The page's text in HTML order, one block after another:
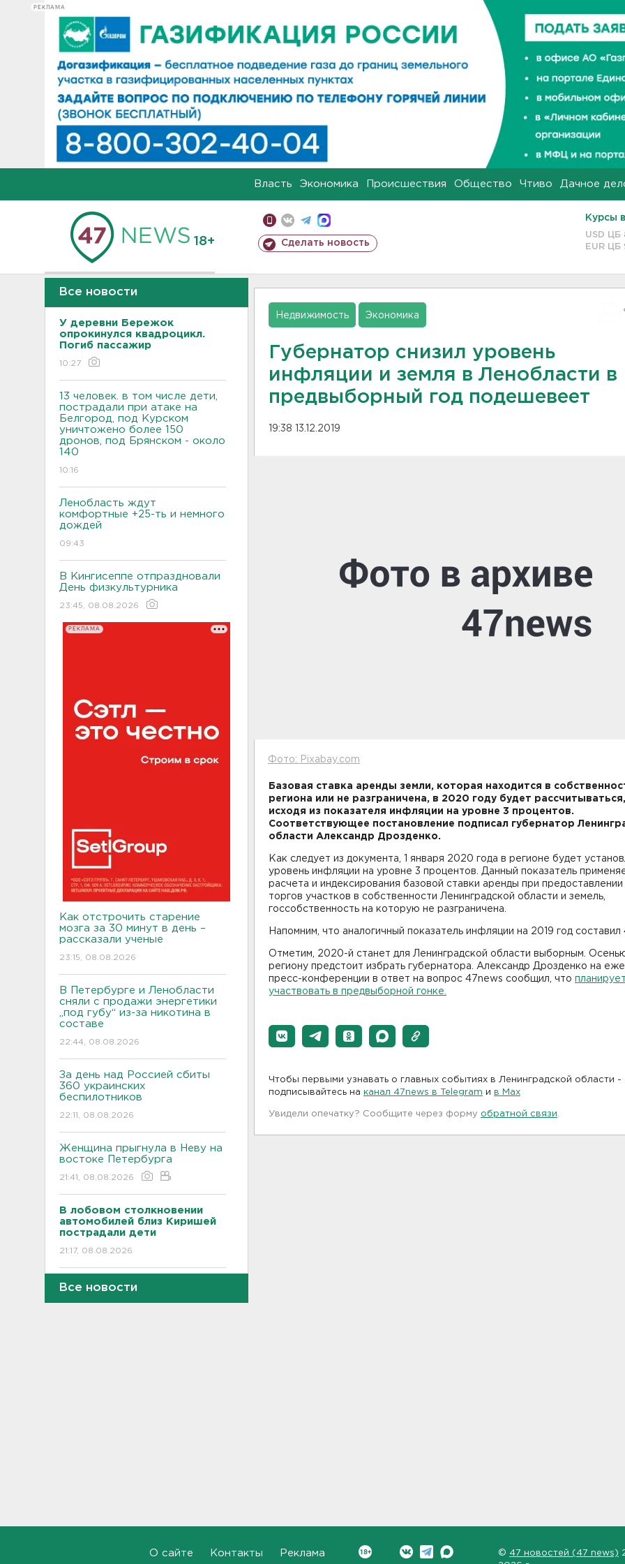
РЕКЛАМА
Власть Экономика Происшествия Общество Чтиво Дачное
18+ Сделать новость
Курсы
USD ЦБ
EUR ЦБ
Все новости
У деревни Бережок
опрокинулся квадроцикл.
Погиб пассажир
10:27
13 человек. в том числе дети,
пострадали при атаке на
Белгород, под Курском
уничтожено более 150
дронов, под Брянском - около
140
10:16
Ленобласть ждут
комфортные +25-ть и немного
дождей
09:43
В Кингисеппе отпраздновали
День физкультурника
23:45, 08.08.2026
РЕКЛАМА
Как отстрочить старение
мозга за 30 минут в день –
рассказали ученые
23:15, 08.08.2026
В Петербурге и Ленобласти
сняли с продажи энергетики
„под губу“ из-за никотина в
составе
22:44, 08.08.2026
За день над Россией сбиты
360 украинских
беспилотников
22:11, 08.08.2026
Женщина прыгнула в Неву на
востоке Петербурга
21:41, 08.08.2026
В лобовом столкновении
автомобилей близ Киришей
пострадали дети
21:17, 08.08.2026
Петербургские мосты
Ленинградской Победы 9
Борьба с огнем на
терриконе в Сланцах
Все новости
Недвижимость Экономика
Губернатор снизил уровень
инфляции и земля в Ленобласти в
предвыборный год подешевеет
19:38 13.12.2019
Фото: Pixabay.com
Базовая ставка аренды земли, которая находится в
региона или не разграничена, в 2020 году будет рассчитываться,
исходя из показателя инфляции на уровне 3 процентов.
Соответствующее постановление подписал губернатор
области Александр Дрозденко.
Как следует из документа, 1 января 2020 года в регионе будет
уровень инфляции на уровне 3 процентов. Данный показатель
расчета и индексирования базовой ставки аренды при предоставлении
торгов участков в собственности Ленинградской области и земель,
госсобственность на которую не разграничена.
Напомним, что аналогичный показатель инфляции на 2019 год составил
Отметим, 2020-й станет для Ленинградской области выборным.
региону предстоит избрать губернатора. Александр Дрозденко на
пресс-конференции в ответ на вопрос 47news сообщил, что планирует
участвовать в предвыборной гонке.
Чтобы первыми узнавать о главных событиях в Ленинградской области -
подписывайтесь на канал 47news в Telegram и в Maх
Увидели опечатку? Сообщите через форму обратной связи
О сайте Контакты Реклама © 47 новостей (47 news)